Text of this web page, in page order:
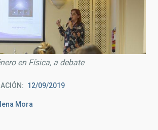
en Física, a debate
12/09/2019
Mora